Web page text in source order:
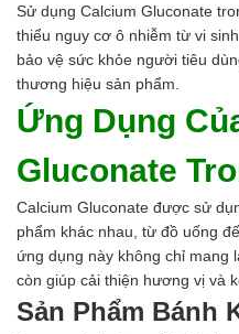
HƯƠNG LIỆU TINH DẦU
HÓA CHẤT CÔNG NGHIỆP
Axit
Hóa chất khác
Kiềm
Muối
Kim loại màu
Oxit kim loại
HÓA CHẤT THÍ NGHIỆM
Hóa chất thí nghiệm
Thiết bị phòng thí nghiệm
HÓA CHẤT NÔNG NGHIỆP
Nguyên liệu phân bón
Sử dụng Calcium Gluconate
thiểu nguy cơ ô nhiễm từ vi
bảo vệ sức khỏe người tiêu
thương hiệu sản phẩm.
Ứng Dụng
Gluconate
Calcium Gluconate được sử
phẩm khác nhau, từ đồ uống
ứng dụng này không chỉ mang
còn giúp cải thiện hương vị và
Sản Phẩm Bánh